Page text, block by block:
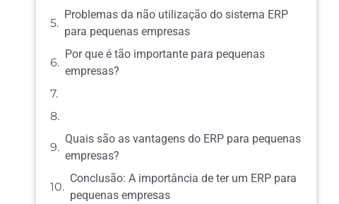
Problemas da não utilização do sistema ERP
para pequenas empresas
Por que é tão importante para pequenas
empresas?
Quais são as vantagens do ERP para pequenas
empresas?
Conclusão: A importância de ter um ERP para
pequenas empresas